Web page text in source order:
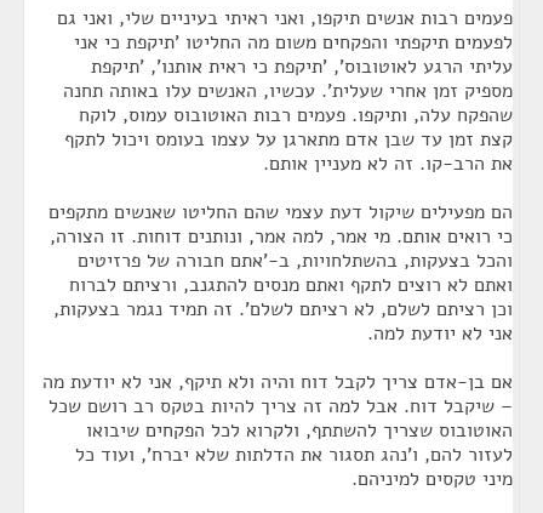
פעמים רבות אנשים תיקפו, ואני ראיתי בעיניים שלי, ואני גם
לפעמים תיקפתי והפקחים משום מה החליטו 'תיקפת כי אני
עליתי הרגע לאוטובוס', 'תיקפת כי ראית אותנו', 'תיקפת
מספיק זמן אחרי שעלית'. עכשיו, האנשים עלו באותה תחנה
שהפקח עלה, ותיקפו. פעמים רבות האוטובוס עמוס, לוקח
קצת זמן עד שבן אדם מתארגן על עצמו בעומס ויכול לתקף
את הרב-קו. זה לא מעניין אותם.
הם מפעילים שיקול דעת עצמי שהם החליטו שאנשים מתקפים
כי רואים אותם. מי אמר, למה אמר, ונותנים דוחות. זו הצורה,
והכל בצעקות, בהשתלחויות, ב-'אתם חבורה של פרזיטים
ואתם לא רוצים לתקף ואתם מנסים להתגנב, ורציתם לברוח
וכן רציתם לשלם, לא רציתם לשלם'. זה תמיד נגמר בצעקות,
אני לא יודעת למה.
אם בן-אדם צריך לקבל דוח והיה ולא תיקף, אני לא יודעת מה
– שיקבל דוח. אבל למה זה צריך להיות בטקס רב רושם שכל
האוטובוס שצריך להשתתף, ולקרוא לכל הפקחים שיבואו
לעזור להם, ו'נהג תסגור את הדלתות שלא יברח', ועוד כל
מיני טקסים למיניהם.